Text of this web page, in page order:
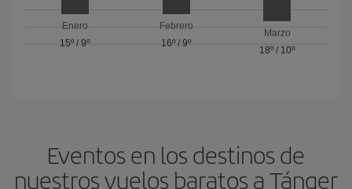
Enero
15º /9º
Febrero
16º / 9º
Marzo
18º / 10º
Eventos en los destinos de
nuestros vuelos baratos a Tánger